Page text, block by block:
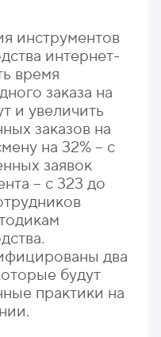
инструментов
интернет-
время
заказа на
и увеличить
заказов на
на 32% – с
заявок
– с 323 до
два
будут
практики на